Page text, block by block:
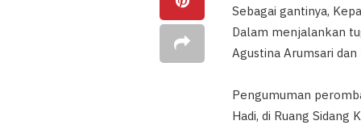
Sebagai gantinya,
Dalam menjalankan
Agustina Arumsari
Pengumuman
Hadi, di Ruang